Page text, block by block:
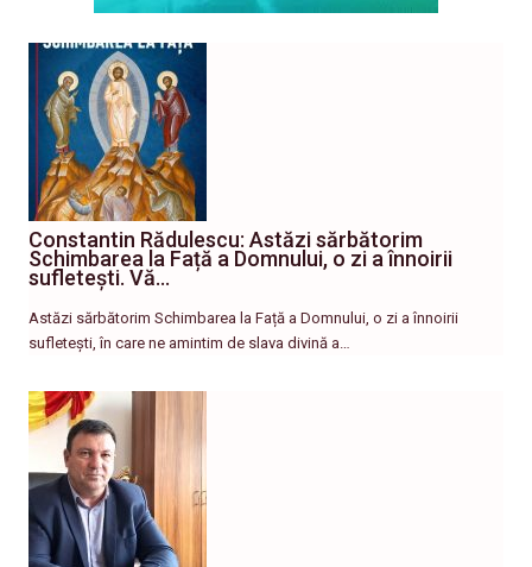
Constantin Rădulescu: Astăzi sărbătorim
Schimbarea la Față a Domnului, o zi a înnoirii
sufletești. Vă…
Astăzi sărbătorim Schimbarea la Față a Domnului, o zi a înnoirii
sufletești, în care ne amintim de slava divină a…